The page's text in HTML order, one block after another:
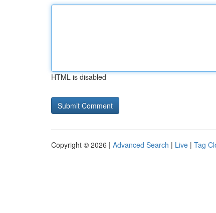
HTML is disabled
Copyright © 2026 | Advanced Search | Live | Tag